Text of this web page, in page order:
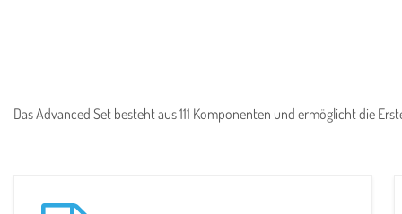
Das Advanced Set besteht aus 111 Komponenten und ermöglicht die